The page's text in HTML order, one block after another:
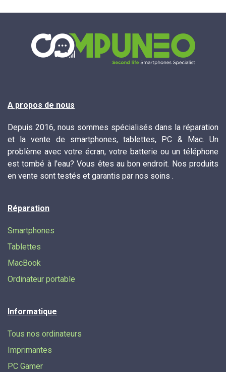
A propos de nous
Depuis 2016, nous sommes spécialisés dans la réparation
et la vente de smartphones, tablettes, PC & Mac. Un
problème avec votre écran, votre batterie ou un téléphone
est tombé à l'eau? Vous êtes au bon endroit. Nos produits
en vente sont testés et garantis par nos soins .
Réparation
Smartphones
Tablettes
MacBook
Ordinateur portable
Informatique
Tous nos ordinateurs
Imprimantes
PC Gamer